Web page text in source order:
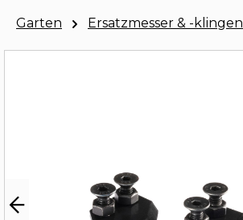
Garten Ersatzmesser & -klingen